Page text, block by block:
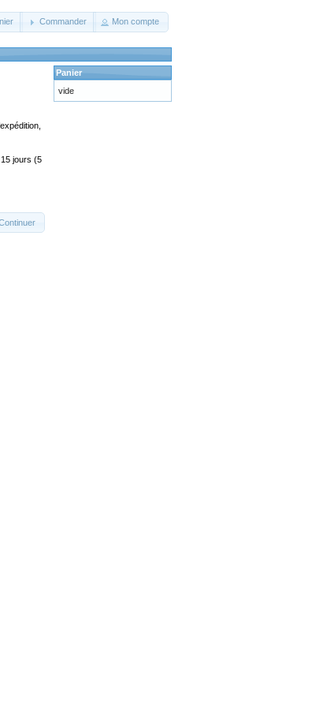
Commander Mon compte
jours (5
Panier
vide